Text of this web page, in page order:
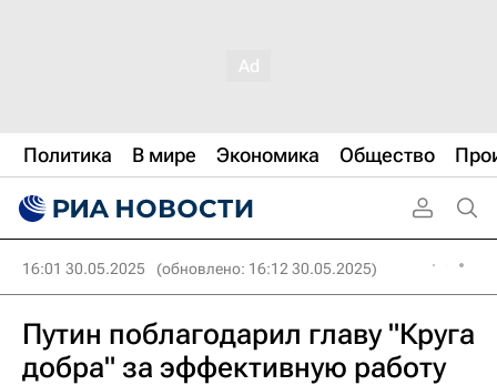
Политика В мире Экономика Общество
16:01 30.05.2025 (обновлено: 16:12 30.05.2025)
Путин поблагодарил главу "Круга
добра" за эффективную работу